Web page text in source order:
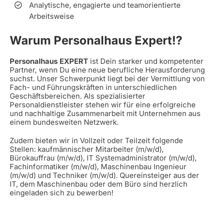
Analytische, engagierte und teamorientierte
Arbeitsweise
Warum Personalhaus Expert!?
Personalhaus EXPERT ist Dein starker und kompetenter
Partner, wenn Du eine neue berufliche Herausforderung
suchst. Unser Schwerpunkt liegt bei der Vermittlung von
Fach- und Führungskräften in unterschiedlichen
Geschäftsbereichen. Als spezialisierter
Personaldienstleister stehen wir für eine erfolgreiche
und nachhaltige Zusammenarbeit mit Unternehmen aus
einem bundesweiten Netzwerk.
Zudem bieten wir in Vollzeit oder Teilzeit folgende
Stellen: kaufmännischer Mitarbeiter (m/w/d),
Bürokauffrau (m/w/d), IT Systemadministrator (m/w/d),
Fachinformatiker (m/w/d), Maschinenbau Ingenieur
(m/w/d) und Techniker (m/w/d). Quereinsteiger aus der
IT, dem Maschinenbau oder dem Büro sind herzlich
eingeladen sich zu bewerben!